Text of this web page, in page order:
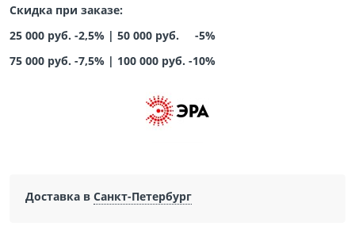
Скидка при заказе:
25 000 руб. -2,5% | 50 000 руб. -5%
75 000 руб. -7,5% | 100 000 руб. -10%
Доставка в Санкт-Петербург